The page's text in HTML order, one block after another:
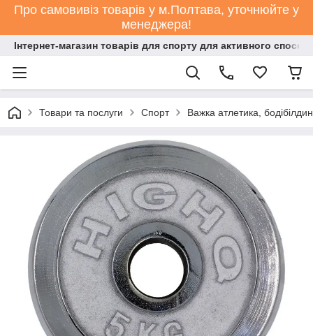
Про самовивіз товарів у м.Полтава, уточнюйте у
менеджера!
Інтернет-магазин товарів для спорту для активного
Товари та послуги Спорт Важка атлетика,